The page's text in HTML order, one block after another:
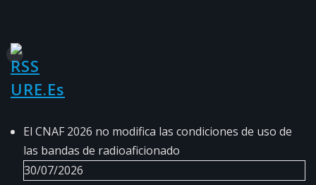
URE.es
El CNAF 2026 no modifica las condiciones de uso de
las bandas de radioaficionado
30/07/2026